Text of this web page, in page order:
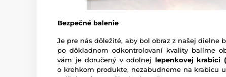
Bezpečné balenie
Je pre nás dôležité, aby bol obraz z našej dielne
po dôkladnom odkontrolovaní kvality balíme
vám je doručený v odolnej lepenkovej krabici
o krehkom produkte, nezabudneme na krabicu